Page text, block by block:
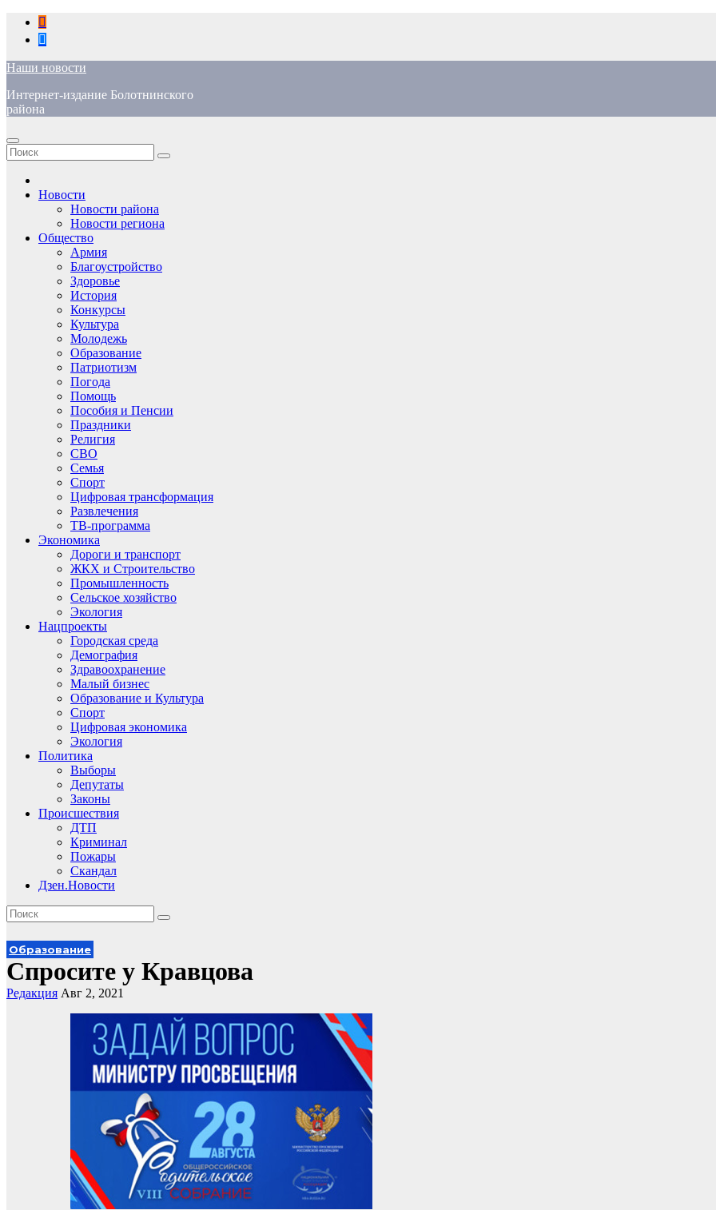
Перейти
содержимому
Наши новости
Интернет-издание Болотнинского
района
Новости
Новости района
Новости региона
Общество
Армия
Благоустройство
Здоровье
История
Конкурсы
Культура
Молодежь
Образование
Патриотизм
Погода
Помощь
Пособия и Пенсии
Праздники
Религия
СВО
Семья
Спорт
Цифровая трансформация
Развлечения
ТВ-программа
Экономика
Дороги и транспорт
ЖКХ и Строительство
Промышленность
Сельское хозяйство
Экология
Нацпроекты
Городская среда
Демография
Здравоохранение
Малый бизнес
Образование и Культура
Спорт
Цифровая экономика
Экология
Политика
Выборы
Депутаты
Законы
Происшествия
ДТП
Криминал
Пожары
Скандал
Дзен.Новости
Образование
Спросите у Кравцова
Редакция Авг 2, 2021